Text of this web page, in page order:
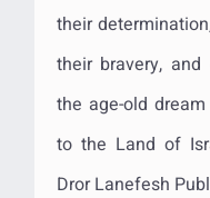
their
their bravery,
the age-old
to the Land of
Dror Lanefesh